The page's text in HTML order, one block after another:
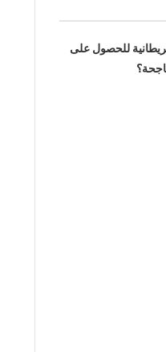
للحصول على